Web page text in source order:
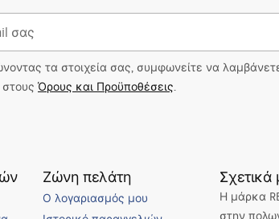
τα στοιχεία σας, συμφωνείτε να
στους Όρους και Προϋποθέσεις.
Ζώνη πελάτη
Ο λογαριασμός μου
Σχετικά
Η μάρκα
στην